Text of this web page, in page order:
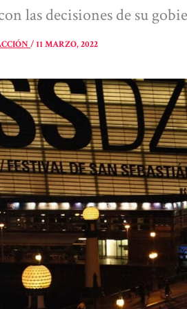
las decisiones de su
/11 MARZO, 2022